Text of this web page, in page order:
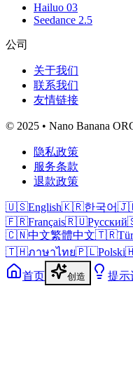
Hailuo 03
Seedance 2.5
公司
关于我们
联系我们
友情链接
© 2025 • Nano Banana
隐私政策
服务条款
退款政策
🇺🇸English🇰🇷한국어
🇫🇷Français🇷🇺Русский
🇨🇳中文繁體中文🇹🇷
🇹🇭ภาษาไทย🇵🇱Polski
首页
创造 提示